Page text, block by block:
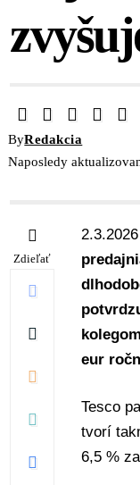
Naposledy
ByRedakcia
Zdieľať
eur
Tesco
tvorí
6,5 %